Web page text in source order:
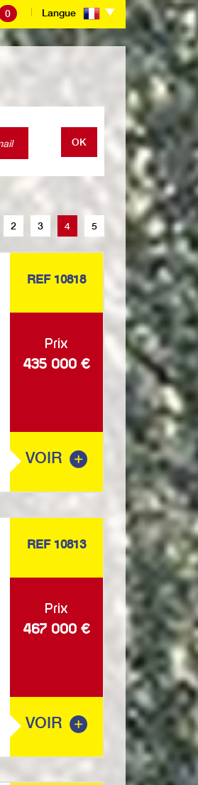
0 Langue
OK
2 3 4 5
REF 10818
Prix
435 000 €
VOIR
REF 10813
Prix
467 000 €
VOIR